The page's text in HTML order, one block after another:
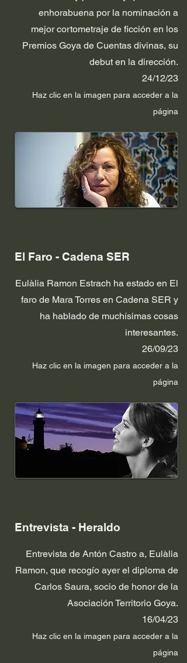
enhorabuena por la nominación a
mejor cortometraje de ficción en los
Premios Goya de Cuentas divinas, su
debut en la dirección.
24/12/23
Haz clic en la imagen para acceder a la
página
El Faro - Cadena SER
Eulàlia Ramon Estrach ha estado en El
faro de Mara Torres en Cadena SER y
ha hablado de muchísimas cosas
interesantes.
26/09/23
Haz clic en la imagen para acceder a la
página
Entrevista - Heraldo
Entrevista de Antón Castro a, Eulàlia
Ramon, que recogío ayer el diploma de
Carlos Saura, socio de honor de la
Asociación Territorio Goya.
16/04/23
Haz clic en la imagen para acceder a la
página